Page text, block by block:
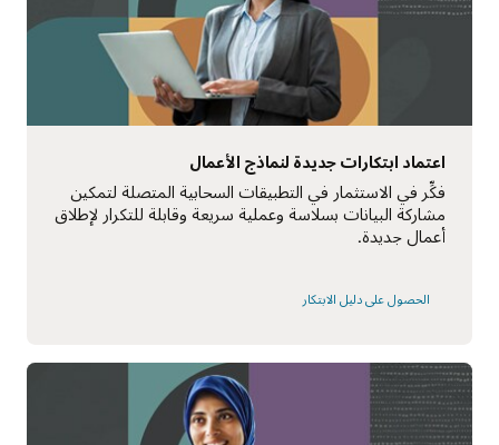
اعتماد ابتكارات جديدة لنماذج الأعمال
فكِّر في الاستثمار في التطبيقات السحابية المتصلة لتمكين
مشاركة البيانات بسلاسة وعملية سريعة وقابلة للتكرار لإطلاق
أعمال جديدة.
الحصول على دليل الابتكار